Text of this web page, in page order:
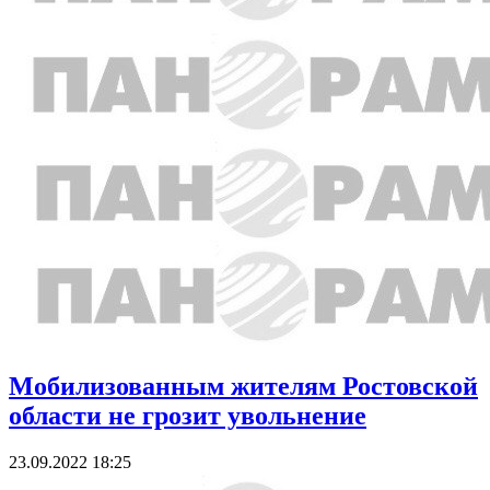
Мобилизованным жителям Ростовской
области не грозит увольнение
23.09.2022 18:25